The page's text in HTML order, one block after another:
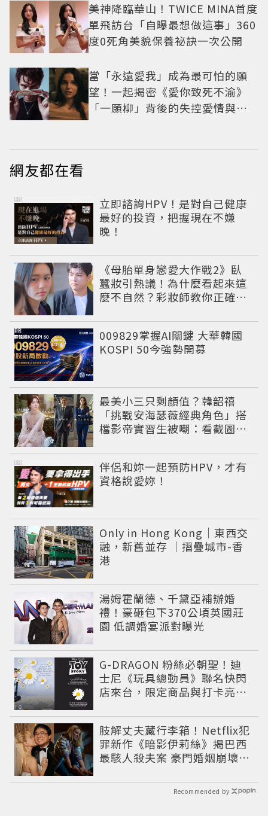
美神降臨華山！TWICE MINA首度
單飛訪台「自曝最想做這事」360
度0死角美貌保養祕訣一次公開
當「永遠愛我」成為最可怕的願
望！一起揭密《愛你致死不渝》
「一願柳」背後的失控愛情與爆
網友都在看
立即諮詢HPV！是對自己健康
最好的投資，把握現在不嫌
晚！
PR
《母胎單身戀愛大作戰2》臥
蠶妝引熱議！為什麼看起來這
麼不自然？彩妝師教你正確畫
009829掌握AI關鍵 大華韓國
KOSPI 50今強勢開募
PR
最美小三只剩顏值？韓韶禧
「挑戰安海瑟薇經典角色」搭
檔影帝實習生被嘲：看截圖就
伴侶和妳一起預防HPV，才有
資格說愛妳！
PR
Only in Hong Kong｜東西交
融，新舊並存 ｜摺疊城市-香
港
湯姆霍蘭德、千黛亞補辦婚
禮！豪砸包下370公頃英國莊
園 低調婚宴派對曝光
G-DRAGON 粉絲必朝聖！迪
士尼《玩具總動員》聯名快閃
店來台，限定商品與打卡亮點
肢解丈夫藏行李箱！Netflix犯
罪新作《暗影伊莉絲》揭巴西
最駭人殺夫案 豪門婚姻崩壞釀
Recommended by